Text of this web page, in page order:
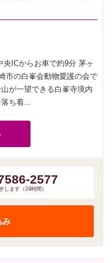
ICからお車で約9分 茅ヶ
市の白峯会動物愛護の会で
が一望できる白峯寺境内
ち着...
2577
します（24時間）
み